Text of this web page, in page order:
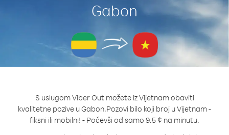
Gabon
S uslugom Viber Out možete iz Vijetnam obaviti
kvalitetne pozive u Gabon.Pozovi bilo koji broj u Vijetnam -
fiksni ili mobilni! - Počevši od samo 9.5 ¢ na minutu.